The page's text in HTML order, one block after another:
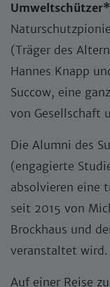
(Träger des
Hannes Knapp
Succow, eine
von Gesellschaft
Die Alumni des
(engagierte
absolvieren eine
seit 2015 von
Brockhaus und
veranstaltet wird.
Auf einer Reise